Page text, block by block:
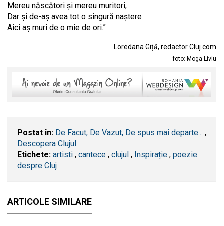
Mereu născători și mereu muritori,
Dar și de-aș avea tot o singură naștere
Aici aș muri de o mie de ori.”
Loredana Giță, redactor Cluj.com
foto: Moga Liviu
Postat în: De Facut, De Vazut, De spus mai departe... ,
Descopera Clujul
Etichete: artisti , cantece , clujul , Inspirație , poezie
despre Cluj
ARTICOLE SIMILARE